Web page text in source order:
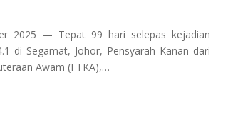
2025 — Tepat 99 hari selepas kejadian
di Segamat, Johor, Pensyarah Kanan dari
Awam (FTKA),…